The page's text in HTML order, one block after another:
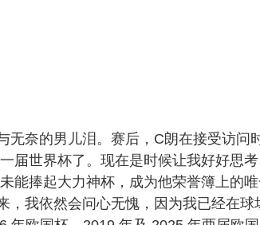
无奈的男儿泪。赛后，C朗在接受访问
届世界杯了。现在是时候让我好好思
能捧起大力神杯，成为他荣誉簿上的
，我依然会问心无愧，因为我已经在球